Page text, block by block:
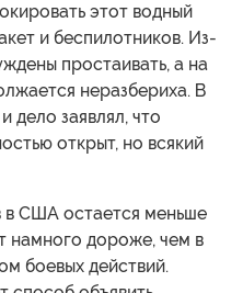
этот водный
и беспилотников. Из-
простаивать, а на
неразбериха. В
дело заявлял, что
открыт, но всякий
США остается меньше
намного дороже, чем в
боевых действий.